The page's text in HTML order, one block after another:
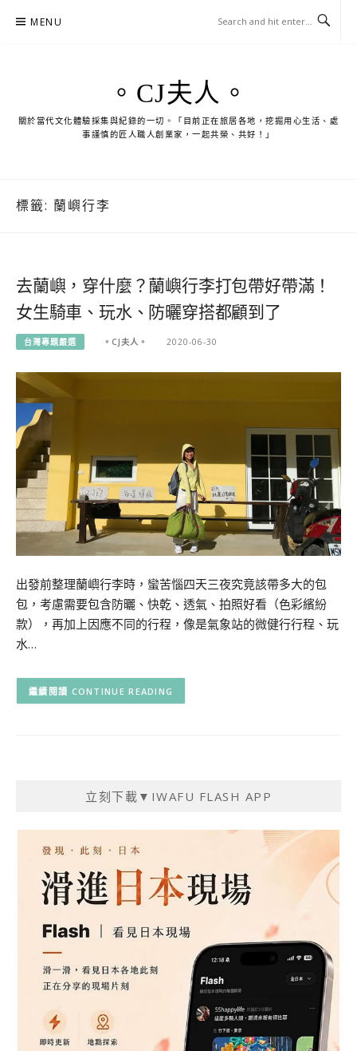
MENU
。CJ夫人。
關於當代文化體驗採集與紀錄的一切。「目前正在旅居各地，挖掘用心生活、處
事謹慎的匠人職人創業家，一起共榮、共好！」
標籤: 蘭嶼行李
去蘭嶼，穿什麼？蘭嶼行李打包帶好帶滿！
女生騎車、玩水、防曬穿搭都顧到了
台灣專題嚴選 。CJ夫人。 2020-06-30
出發前整理蘭嶼行李時，蠻苦惱四天三夜究竟該帶多大的包
包，考慮需要包含防曬、快乾、透氣、拍照好看（色彩繽紛
款），再加上因應不同的行程，像是氣象站的微健行行程、玩
水…
CONTINUE READING
立刻下載▼IWAFU FLASH APP